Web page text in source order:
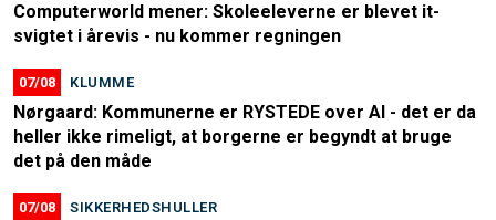
Computerworld mener: Skoleeleverne er blevet it-
svigtet i årevis - nu kommer regningen
07/08 KLUMME
Nørgaard: Kommunerne er RYSTEDE over AI - det er da
heller ikke rimeligt, at borgerne er begyndt at bruge
det på den måde
07/08 SIKKERHEDSHULLER